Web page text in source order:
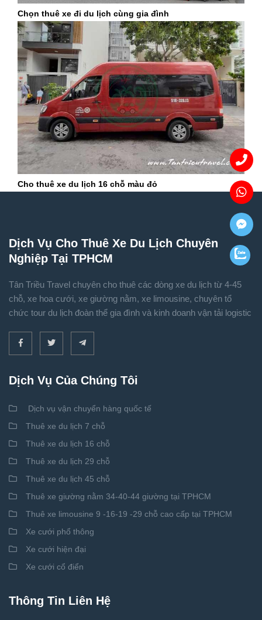
Chọn thuê xe đi du lịch cùng gia đình
Cho thuê xe du lịch 16 chỗ màu đỏ
Dịch Vụ Cho Thuê Xe Du Lịch Chuyên
Nghiệp Tại TPHCM
Tân Triều Travel chuyên cho thuê các dòng xe du lịch từ 4-45
chỗ, xe hoa cưới, xe giường nằm, xe limousine, chuyên tổ
chức tour du lịch đoàn thể gia đình và kinh doanh vận tải logistic
Dịch Vụ Của Chúng Tôi
Dịch vụ vận chuyển hàng quốc tế
Thuê xe du lịch 7 chỗ
Thuê xe du lịch 16 chỗ
Thuê xe du lịch 29 chỗ
Thuê xe du lịch 45 chỗ
Thuê xe giường nằm 34-40-44 giường tại TPHCM
Thuê xe limousine 9 -16-19 -29 chỗ cao cấp tại TPHCM
Xe cưới phổ thông
Xe cưới hiện đại
Xe cưới cổ điển
Thông Tin Liên Hệ